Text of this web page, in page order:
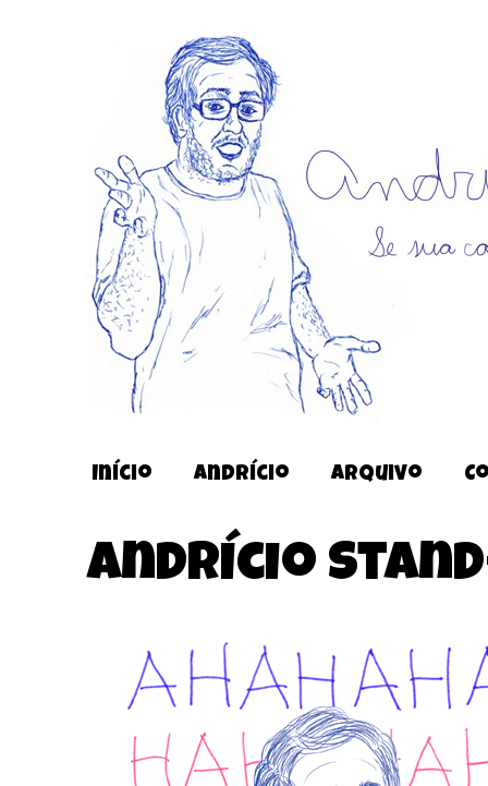
Início Andrício Arquivo
Andrício